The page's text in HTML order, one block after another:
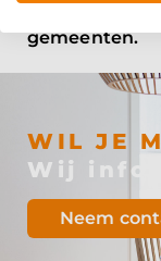
gemeenten.
WIL JE
Wij
Neem